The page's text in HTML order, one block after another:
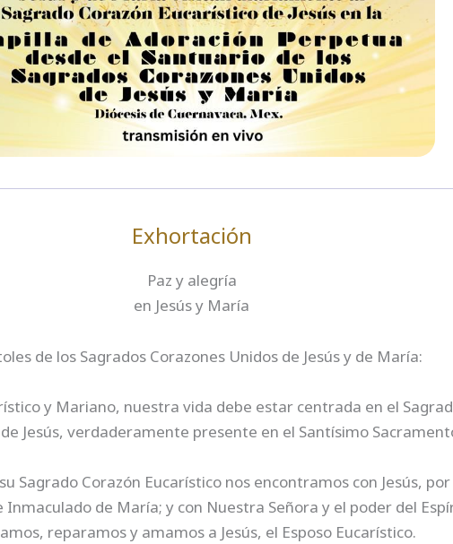
Exhortación
Paz y alegría
en Jesús y María
de los Sagrados Corazones Unidos de Jesús y de María:
y Mariano, nuestra vida debe estar centrada en el
Jesús, verdaderamente presente en el Santísimo
Sagrado Corazón Eucarístico nos encontramos con Jesús,
Inmaculado de María; y con Nuestra Señora y el poder del
reparamos y amamos a Jesús, el Esposo Eucarístico.